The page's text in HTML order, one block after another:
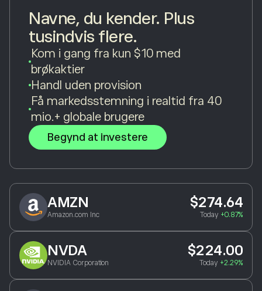
Navne, du kender. Plus
tusindvis flere.
Kom i gang fra kun $10 med
brøkaktier
Handl uden provision
Få markedsstemning i realtid fra 40
mio.+ globale brugere
Begynd at investere
AMZN
Amazon.com Inc
$274.64
Today +0.87%
NVDA
NVIDIA Corporation
$224.00
Today +2.29%